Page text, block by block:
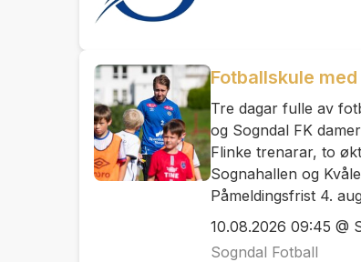
Fotballskule
Tre dagar fulle av
og Sogndal FK
Flinke trenarar, to
Sognahallen og
Påmeldingsfrist 4.
10.08.2026 09:45 @
Sogndal Fotball